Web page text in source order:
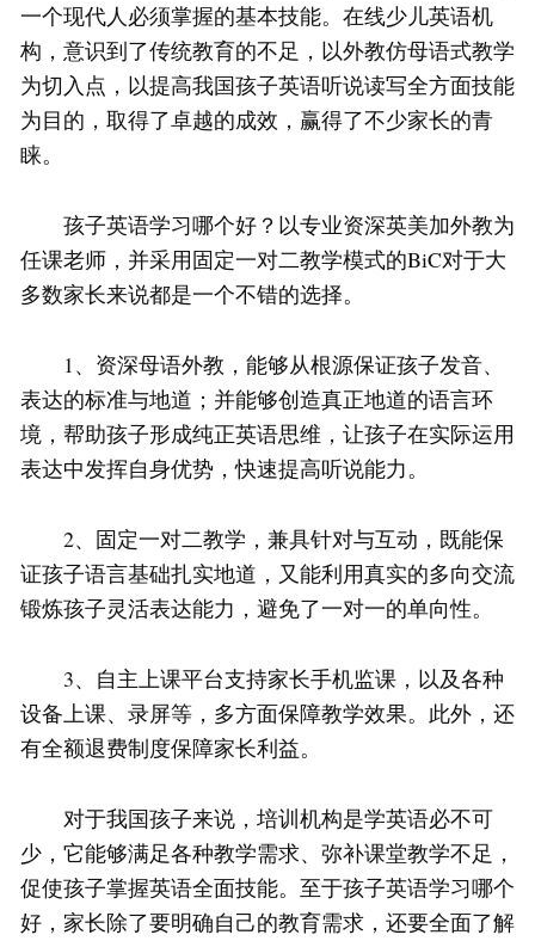
一个现代人必须掌握的基本技能。在线少儿英语机
构，意识到了传统教育的不足，以外教仿母语式教学
为切入点，以提高我国孩子英语听说读写全方面技能
为目的，取得了卓越的成效，赢得了不少家长的青
睐。
孩子英语学习哪个好？以专业资深英美加外教为
任课老师，并采用固定一对二教学模式的BiC对于大
多数家长来说都是一个不错的选择。
1、资深母语外教，能够从根源保证孩子发音、
表达的标准与地道；并能够创造真正地道的语言环
境，帮助孩子形成纯正英语思维，让孩子在实际运用
表达中发挥自身优势，快速提高听说能力。
2、固定一对二教学，兼具针对与互动，既能保
证孩子语言基础扎实地道，又能利用真实的多向交流
锻炼孩子灵活表达能力，避免了一对一的单向性。
3、自主上课平台支持家长手机监课，以及各种
设备上课、录屏等，多方面保障教学效果。此外，还
有全额退费制度保障家长利益。
对于我国孩子来说，培训机构是学英语必不可
少，它能够满足各种教学需求、弥补课堂教学不足，
促使孩子掌握英语全面技能。至于孩子英语学习哪个
好，家长除了要明确自己的教育需求，还要全面了解